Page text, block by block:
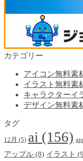
カテゴリー
アイコン無料素
イラスト無料素
キャラクターイ
デザイン無料素
タグ
12月 (5) ai (156)
アップル (8) イラスト